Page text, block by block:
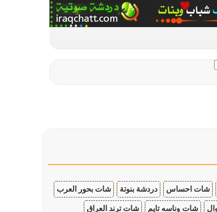
شات احساس دردشة بنوتة شات بحور العرب
شات وناسه تايم شات ترند العراق